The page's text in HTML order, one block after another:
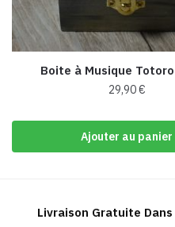
Boite à Musique
29,90€
Ajouter au panier
Livraison Gratuite